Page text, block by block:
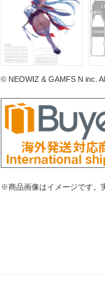
© NEOWIZ & GAMFS N inc.
※商品画像はイメージです。